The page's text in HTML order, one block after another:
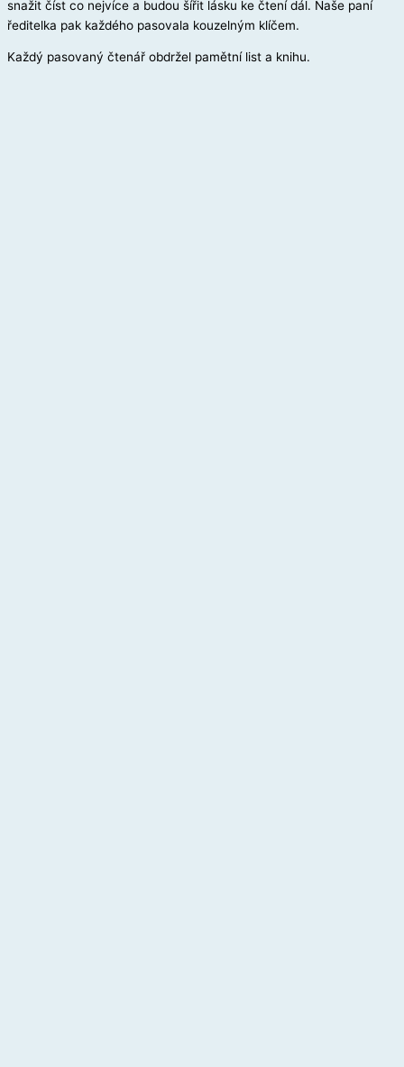
snažit číst co nejvíce a budou šířit lásku ke čtení dál. Naše paní
ředitelka pak každého pasovala kouzelným klíčem.
Každý pasovaný čtenář obdržel pamětní list a knihu.